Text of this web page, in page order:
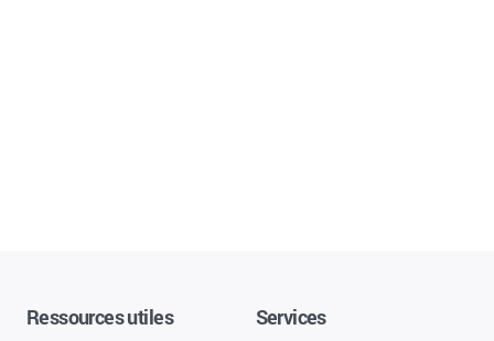
Ressources utiles Services